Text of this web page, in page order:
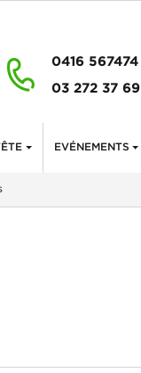
0416 567474
03 272 37 69
EVÉNEMENTS